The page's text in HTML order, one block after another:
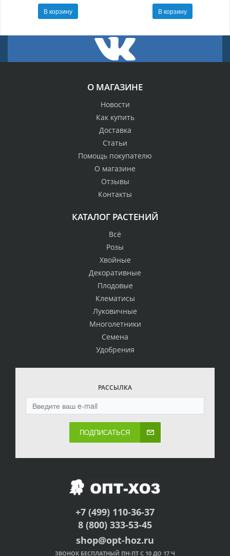
В корзину
В корзину
О МАГАЗИНЕ
Новости
Как купить
Доставка
Статьи
Помощь покупателю
О магазине
Отзывы
Контакты
КАТАЛОГ РАСТЕНИЙ
Всё
Розы
Хвойные
Декоративные
Плодовые
Клематисы
Луковичные
Многолетники
Семена
Удобрения
РАССЫЛКА
ПОДПИСАТЬСЯ
+7 (499) 110-36-37
8 (800) 333-53-45
shop@opt-hoz.ru
ЗВОНОК БЕСПЛАТНЫЙ ПН-ПТ С 10 ДО 17 Ч